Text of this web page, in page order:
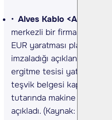
Alves Kablo <ALVES TI>
merkezli bir firma ile 2024
EUR yaratması planlanan
imzaladığı açıklandı.
ergitme tesisi yatırımına
teşvik belgesi kapsamında
tutarında makine alım
açıkladı. (Kaynak: KAP)